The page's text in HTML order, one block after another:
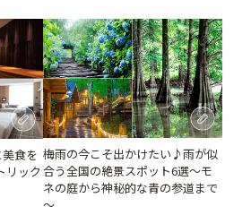
食を
リック
梅雨の今こそ出かけたい♪雨が似
合う全国の絶景スポット6選～モ
ネの庭から神秘的な青の参道まで
～